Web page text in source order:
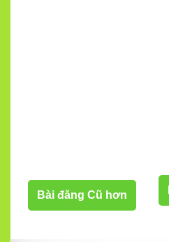
Bài đăng Cũ hơn